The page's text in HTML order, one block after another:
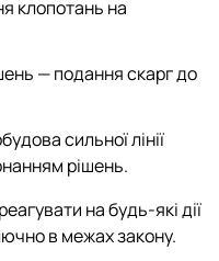
клопотань на
— подання скарг до
сильної лінії
рішень.
на будь-які дії
в межах закону.